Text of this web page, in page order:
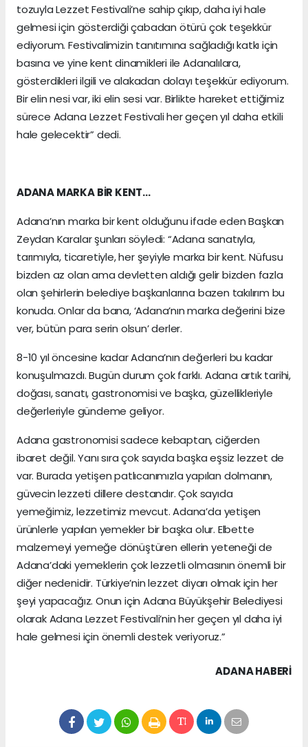
tozuyla Lezzet Festivali’ne sahip çıkıp, daha iyi hale
gelmesi için gösterdiği çabadan ötürü çok teşekkür
ediyorum. Festivalimizin tanıtımına sağladığı katkı için
basına ve yine kent dinamikleri ile Adanalılara,
gösterdikleri ilgili ve alakadan dolayı teşekkür ediyorum.
Bir elin nesi var, iki elin sesi var. Birlikte hareket ettiğimiz
sürece Adana Lezzet Festivali her geçen yıl daha etkili
hale gelecektir” dedi.
ADANA MARKA BİR KENT…
Adana’nın marka bir kent olduğunu ifade eden Başkan
Zeydan Karalar şunları söyledi: “Adana sanatıyla,
tarımıyla, ticaretiyle, her şeyiyle marka bir kent. Nüfusu
bizden az olan ama devletten aldığı gelir bizden fazla
olan şehirlerin belediye başkanlarına bazen takılırım bu
konuda. Onlar da bana, ‘Adana’nın marka değerini bize
ver, bütün para serin olsun’ derler.
8-10 yıl öncesine kadar Adana’nın değerleri bu kadar
konuşulmazdı. Bugün durum çok farklı. Adana artık tarihi,
doğası, sanatı, gastronomisi ve başka, güzellikleriyle
değerleriyle gündeme geliyor.
Adana gastronomisi sadece kebaptan, ciğerden
ibaret değil. Yanı sıra çok sayıda başka eşsiz lezzet de
var. Burada yetişen patlıcanımızla yapılan dolmanın,
güvecin lezzeti dillere destandır. Çok sayıda
yemeğimiz, lezzetimiz mevcut. Adana’da yetişen
ürünlerle yapılan yemekler bir başka olur. Elbette
malzemeyi yemeğe dönüştüren ellerin yeteneği de
Adana’daki yemeklerin çok lezzetli olmasının önemli bir
diğer nedenidir. Türkiye’nin lezzet diyarı olmak için her
şeyi yapacağız. Onun için Adana Büyükşehir Belediyesi
olarak Adana Lezzet Festivali’nin her geçen yıl daha iyi
hale gelmesi için önemli destek veriyoruz.”
ADANA HABERİ